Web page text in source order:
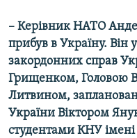
– Керівник НАТО
прибув в Україну. Він
закордонних справ
Грищенком, Головою
Литвином,
України Віктором
студентами КНУ